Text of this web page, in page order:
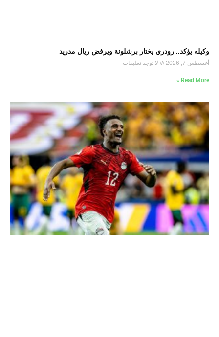
وكيله يؤكد.. رودري يختار برشلونة ويرفض ريال مدريد
أغسطس 7, 2026 لا توجد تعليقات
Read More »